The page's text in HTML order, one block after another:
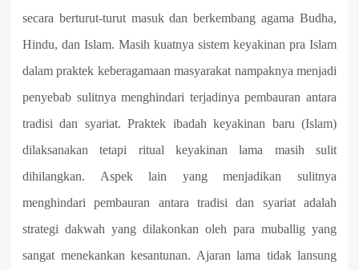
secara berturut-turut masuk dan berkembang agama Budha,
Hindu, dan Islam. Masih kuatnya sistem keyakinan pra Islam
dalam praktek keberagamaan masyarakat nampaknya menjadi
penyebab sulitnya menghindari terjadinya pembauran antara
tradisi dan syariat. Praktek ibadah keyakinan baru (Islam)
dilaksanakan tetapi ritual keyakinan lama masih sulit
dihilangkan. Aspek lain yang menjadikan sulitnya
menghindari pembauran antara tradisi dan syariat adalah
strategi dakwah yang dilakonkan oleh para muballig yang
sangat menekankan kesantunan. Ajaran lama tidak lansung